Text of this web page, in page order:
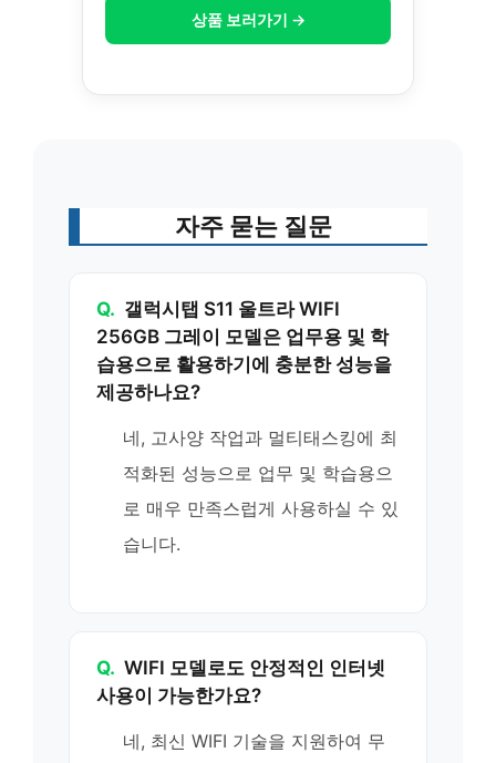
상품 보러가기 →
자주 묻는 질문
Q. 갤럭시탭 S11 울트라 WIFI
256GB 그레이 모델은 업무용 및 학
습용으로 활용하기에 충분한 성능을
제공하나요?
네, 고사양 작업과 멀티태스킹에 최
적화된 성능으로 업무 및 학습용으
로 매우 만족스럽게 사용하실 수 있
습니다.
Q. WIFI 모델로도 안정적인 인터넷
사용이 가능한가요?
네, 최신 WIFI 기술을 지원하여 무